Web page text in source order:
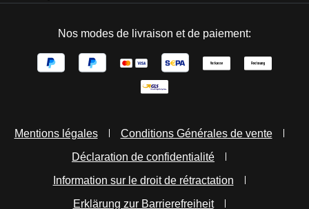
Nos modes de livraison et de paiement:
Mentions légales
Conditions Générales de vente
Déclaration de confidentialité
Information sur le droit de rétractation
Erklärung zur Barrierefreiheit